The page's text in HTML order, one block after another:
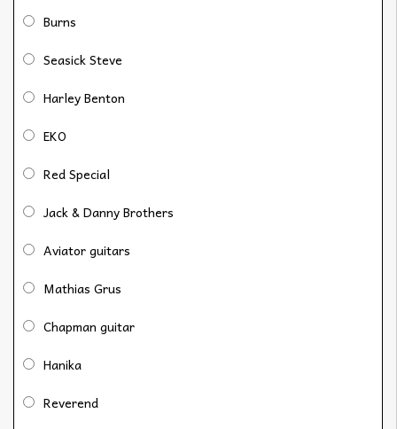
Burns
Seasick Steve
Harley Benton
EKO
Red Special
Jack & Danny Brothers
Aviator guitars
Mathias Grus
Chapman guitar
Hanika
Reverend